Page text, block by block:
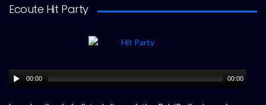
Ecoute Hit Party
00:00 00:00